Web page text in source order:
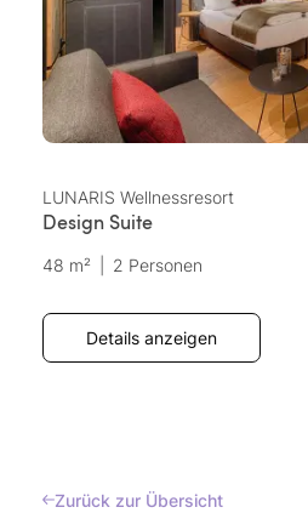
LUNARIS Wellnessresort
Design Suite
48 m² 2 Personen
Details anzeigen
Zurück zur Übersicht